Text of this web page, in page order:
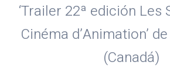
‘Trailer 22ª edición Les
Cinéma d’Animation’
(Canadá)